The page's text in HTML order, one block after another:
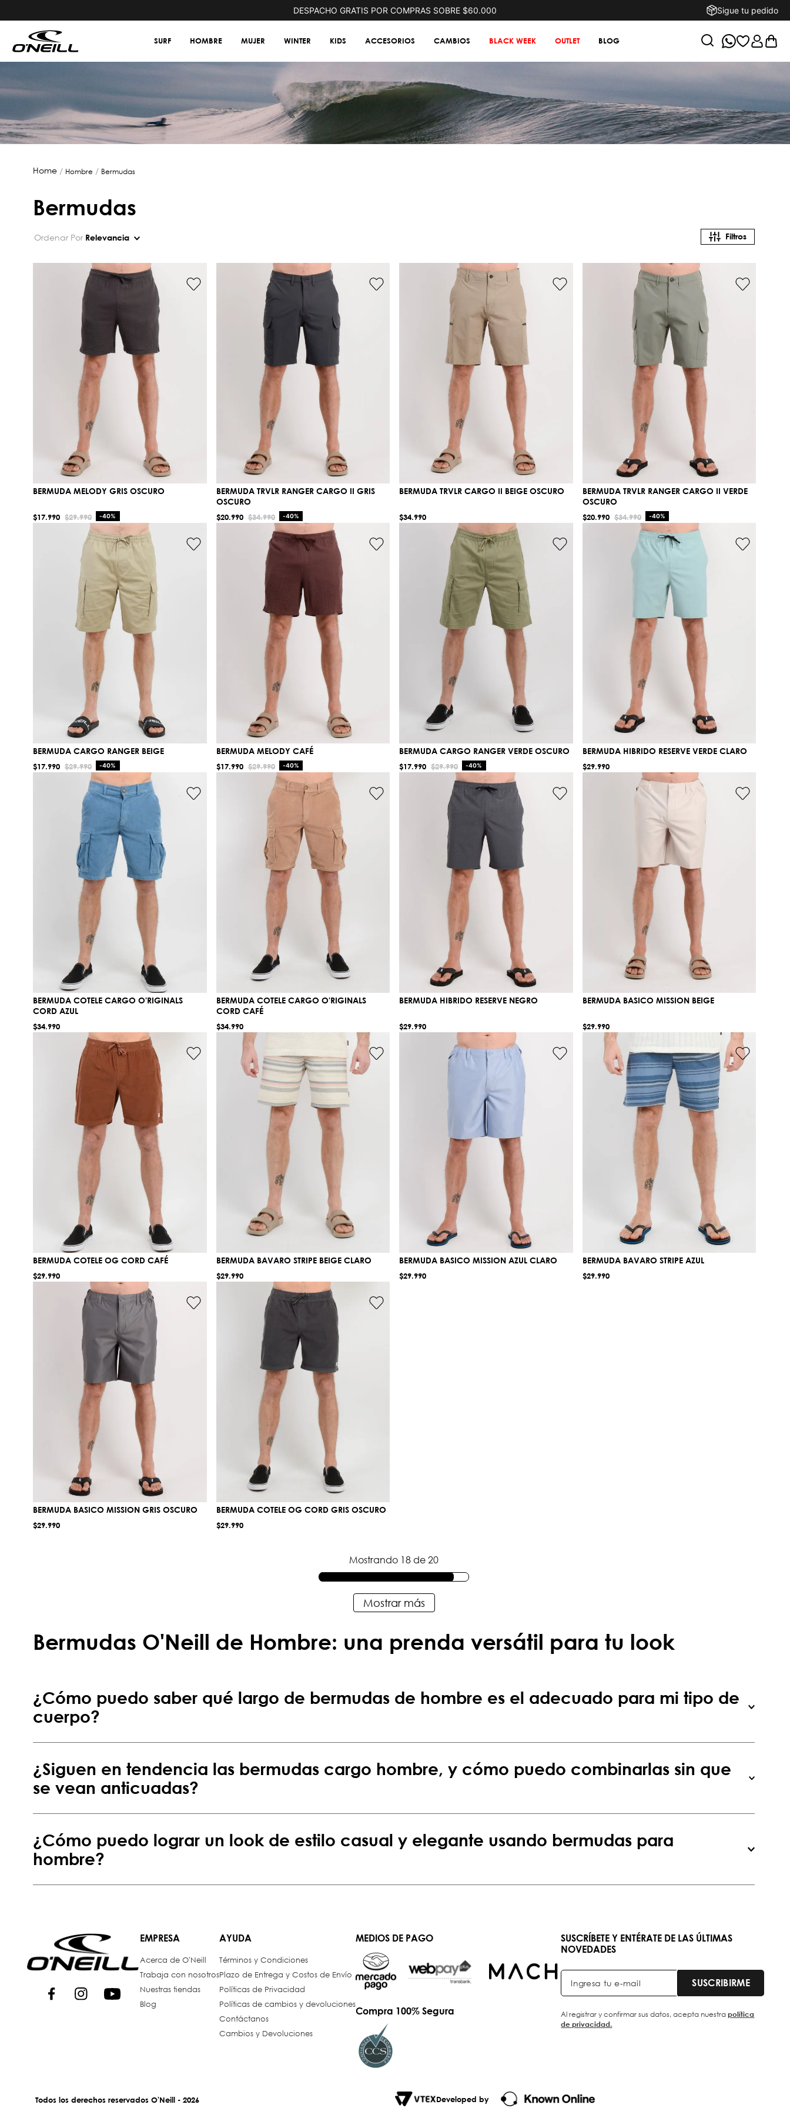
DESPACHO GRATIS POR COMPRAS SOBRE $60.000 Sigue tu pedido
SURF HOMBRE MUJER WINTER KIDS ACCESORIOS CAMBIOS BLACK WEEK OUTLET BLOG
hombre bermudas
bermudas
Ordenar Por Relevancia
BERMUDA MELODY GRIS OSCURO
$29.990
$17.990 -40%
BERMUDA TRVLR RANGER CARGO II GRIS
OSCURO
$34.990
$20.990 -40%
BERMUDA TRVLR CARGO II BEIGE OSCURO
$34.990
BERMUDA TRVLR RANGER CARGO II VERDE
OSCURO
$34.990
$20.990 -40%
BERMUDA CARGO RANGER BEIGE
$29.990
$17.990 -40%
BERMUDA MELODY CAFÉ
$29.990
$17.990 -40%
BERMUDA CARGO RANGER VERDE OSCURO
$29.990
$17.990 -40%
BERMUDA HIBRIDO RESERVE VERDE CLARO
$29.990
BERMUDA COTELE CARGO O'RIGINALS
CORD AZUL
$34.990
BERMUDA COTELE CARGO O'RIGINALS
CORD CAFÉ
$34.990
BERMUDA HIBRIDO RESERVE NEGRO
$29.990
BERMUDA BASICO MISSION BEIGE
$29.990
BERMUDA COTELE OG CORD CAFÉ
$29.990
BERMUDA BAVARO STRIPE BEIGE CLARO
$29.990
BERMUDA BASICO MISSION AZUL CLARO
$29.990
BERMUDA BAVARO STRIPE AZUL
$29.990
BERMUDA BASICO MISSION GRIS OSCURO
$29.990
BERMUDA COTELE OG CORD GRIS OSCURO
$29.990
Mostrando 18 de 20
Mostrar más
Bermudas O'Neill de Hombre: una prenda versátil para tu look
¿Cómo puedo saber qué largo de bermudas de hombre es el adecuado para mi tipo de
cuerpo?
¿Siguen en tendencia las bermudas cargo hombre, y cómo puedo combinarlas sin que
se vean anticuadas?
¿Cómo puedo lograr un look de estilo casual y elegante usando bermudas para
hombre?
EMPRESA
Acerca de O'Neill
Trabaja con nosotros
Nuestras tiendas
Blog
AYUDA
Términos y Condiciones
Plazo de Entrega y Costos de Envío
Políticas de Privacidad
Políticas de cambios y devoluciones
Contáctanos
Cambios y Devoluciones
MEDIOS DE PAGO
Compra 100% Segura
SUSCRÍBETE Y ENTÉRATE DE LAS ÚLTIMAS
NOVEDADES
SUSCRIBIRME
Al registrar y confirmar sus datos, acepta nuestrapolítica
de privacidad.
Todos los derechos reservados O'Neill - 2026 Developed by